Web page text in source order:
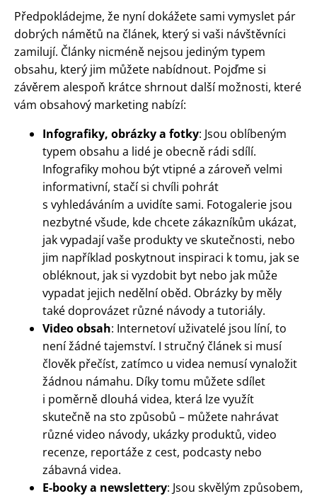
Předpokládejme, že nyní dokážete sami vymyslet pár
dobrých námětů na článek, který si vaši návštěvníci
zamilují. Články nicméně nejsou jediným typem
obsahu, který jim můžete nabídnout. Pojďme si
závěrem alespoň krátce shrnout další možnosti, které
vám obsahový marketing nabízí:
Infografiky, obrázky a fotky: Jsou oblíbeným
typem obsahu a lidé je obecně rádi sdílí.
Infografiky mohou být vtipné a zároveň velmi
informativní, stačí si chvíli pohrát
s vyhledáváním a uvidíte sami. Fotogalerie jsou
nezbytné všude, kde chcete zákazníkům ukázat,
jak vypadají vaše produkty ve skutečnosti, nebo
jim například poskytnout inspiraci k tomu, jak se
obléknout, jak si vyzdobit byt nebo jak může
vypadat jejich nedělní oběd. Obrázky by měly
také doprovázet různé návody a tutoriály.
Video obsah: Internetoví uživatelé jsou líní, to
není žádné tajemství. I stručný článek si musí
člověk přečíst, zatímco u videa nemusí vynaložit
žádnou námahu. Díky tomu můžete sdílet
i poměrně dlouhá videa, která lze využít
skutečně na sto způsobů – můžete nahrávat
různé video návody, ukázky produktů, video
recenze, reportáže z cest, podcasty nebo
zábavná videa.
E-booky a newslettery: Jsou skvělým způsobem,